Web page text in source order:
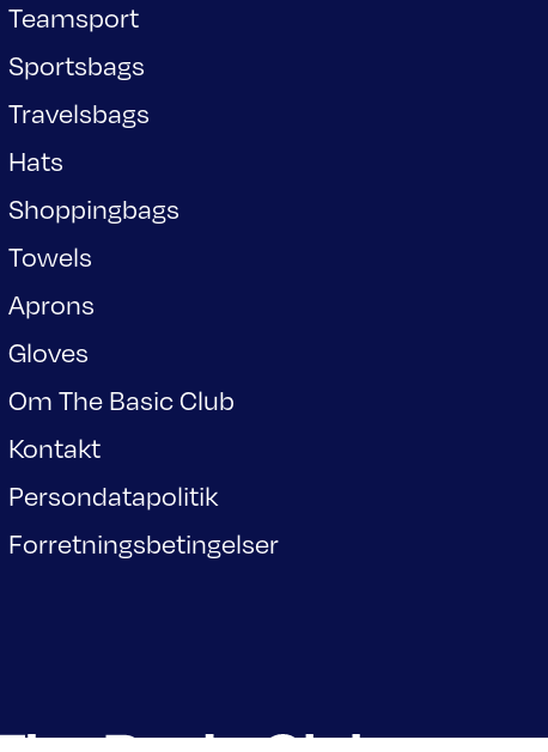
Teamsport
Sportsbags
Travelsbags
Hats
Shoppingbags
Towels
Aprons
Gloves
Om The Basic Club
Kontakt
Persondatapolitik
Forretningsbetingelser